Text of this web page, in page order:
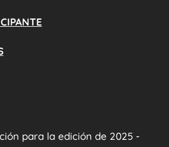
para la edición de 2025 -